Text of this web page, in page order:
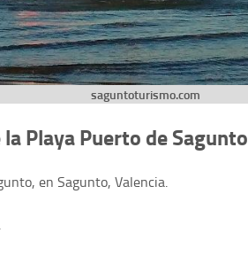
saguntoturismo.com
Playa Puerto de Sagunto
en Sagunto, Valencia.